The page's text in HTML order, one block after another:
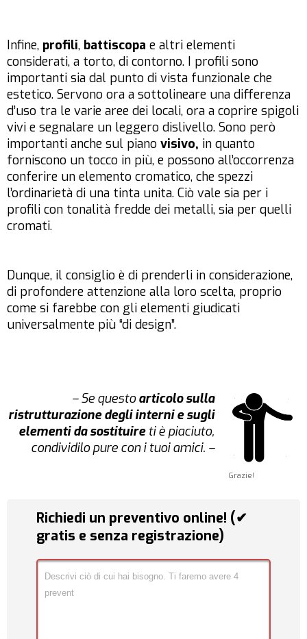
Infine, profili, battiscopa e altri elementi
considerati, a torto, di contorno. I profili sono
importanti sia dal punto di vista funzionale che
estetico. Servono ora a sottolineare una differenza
d’uso tra le varie aree dei locali, ora a coprire spigoli
vivi e segnalare un leggero dislivello. Sono però
importanti anche sul piano visivo, in quanto
forniscono un tocco in più, e possono all’occorrenza
conferire un elemento cromatico, che spezzi
l’ordinarietà di una tinta unita. Ciò vale sia per i
profili con tonalità fredde dei metalli, sia per quelli
cromati.
Dunque, il consiglio è di prenderli in considerazione,
di profondere attenzione alla loro scelta, proprio
come si farebbe con gli elementi giudicati
universalmente più “di design”.
Grazie!
– Se questoarticolo sulla
ristrutturazione degli interni e sugli
elementi da sostituireti è piaciuto,
condividilo pure con i tuoi amici. –
Richiedi un preventivo online! (✔
gratis e senza registrazione)